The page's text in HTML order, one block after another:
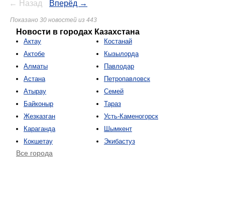
← Назад Вперёд →
Показано 30 новостей из 443
Новости в городах Казахстана
Актау
Актобе
Алматы
Астана
Атырау
Байконыр
Жезказган
Караганда
Кокшетау
Костанай
Кызылорда
Павлодар
Петропавловск
Семей
Тараз
Усть-Каменогорск
Шымкент
Экибастуз
Все города